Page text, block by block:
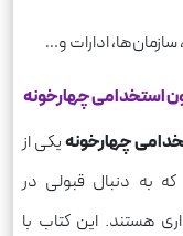
ادارات و…
استخدامی چهارخونه
چهارخونهیکی از
به دنبال قبولی در
هستند. این کتاب با